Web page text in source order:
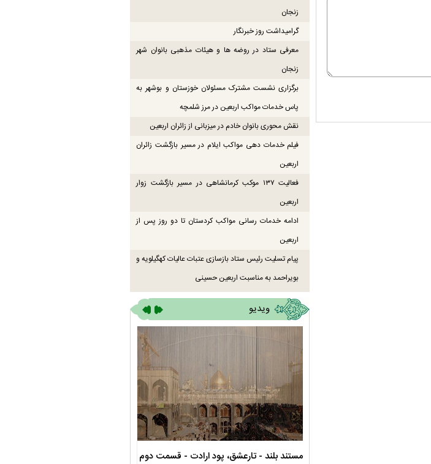
زنجان
گرامیداشت روز خبرنگار
معرفی ستاد در روضه ها و هیئات مذهبی بانوان شهر
زنجان
برگزاری نشست مشترک مسئولان خوزستان و بوشهر به
پاس خدمات مواکب اربعین در مرز شلمچه
نقش محوری بانوان خادم در میزبانی از زائران اربعین
فیلم خدمات دهی مواکب ایلام در مسیر بازگشت زائران
اربعین
فعالیت ۱۳۷ موکب کرمانشاهی در مسیر بازگشت زوار
اربعین
ادامه خدمات رسانی مواکب کردستان تا دو روز پس از
اربعین
پیام تسلیت رئیس ستاد بازسازی عتبات عالیات کهگیلویه و
بویراحمد به مناسبت اربعین حسینی
ویدیو
مستند بلند - تارعشق، پود ارادت - قسمت دوم